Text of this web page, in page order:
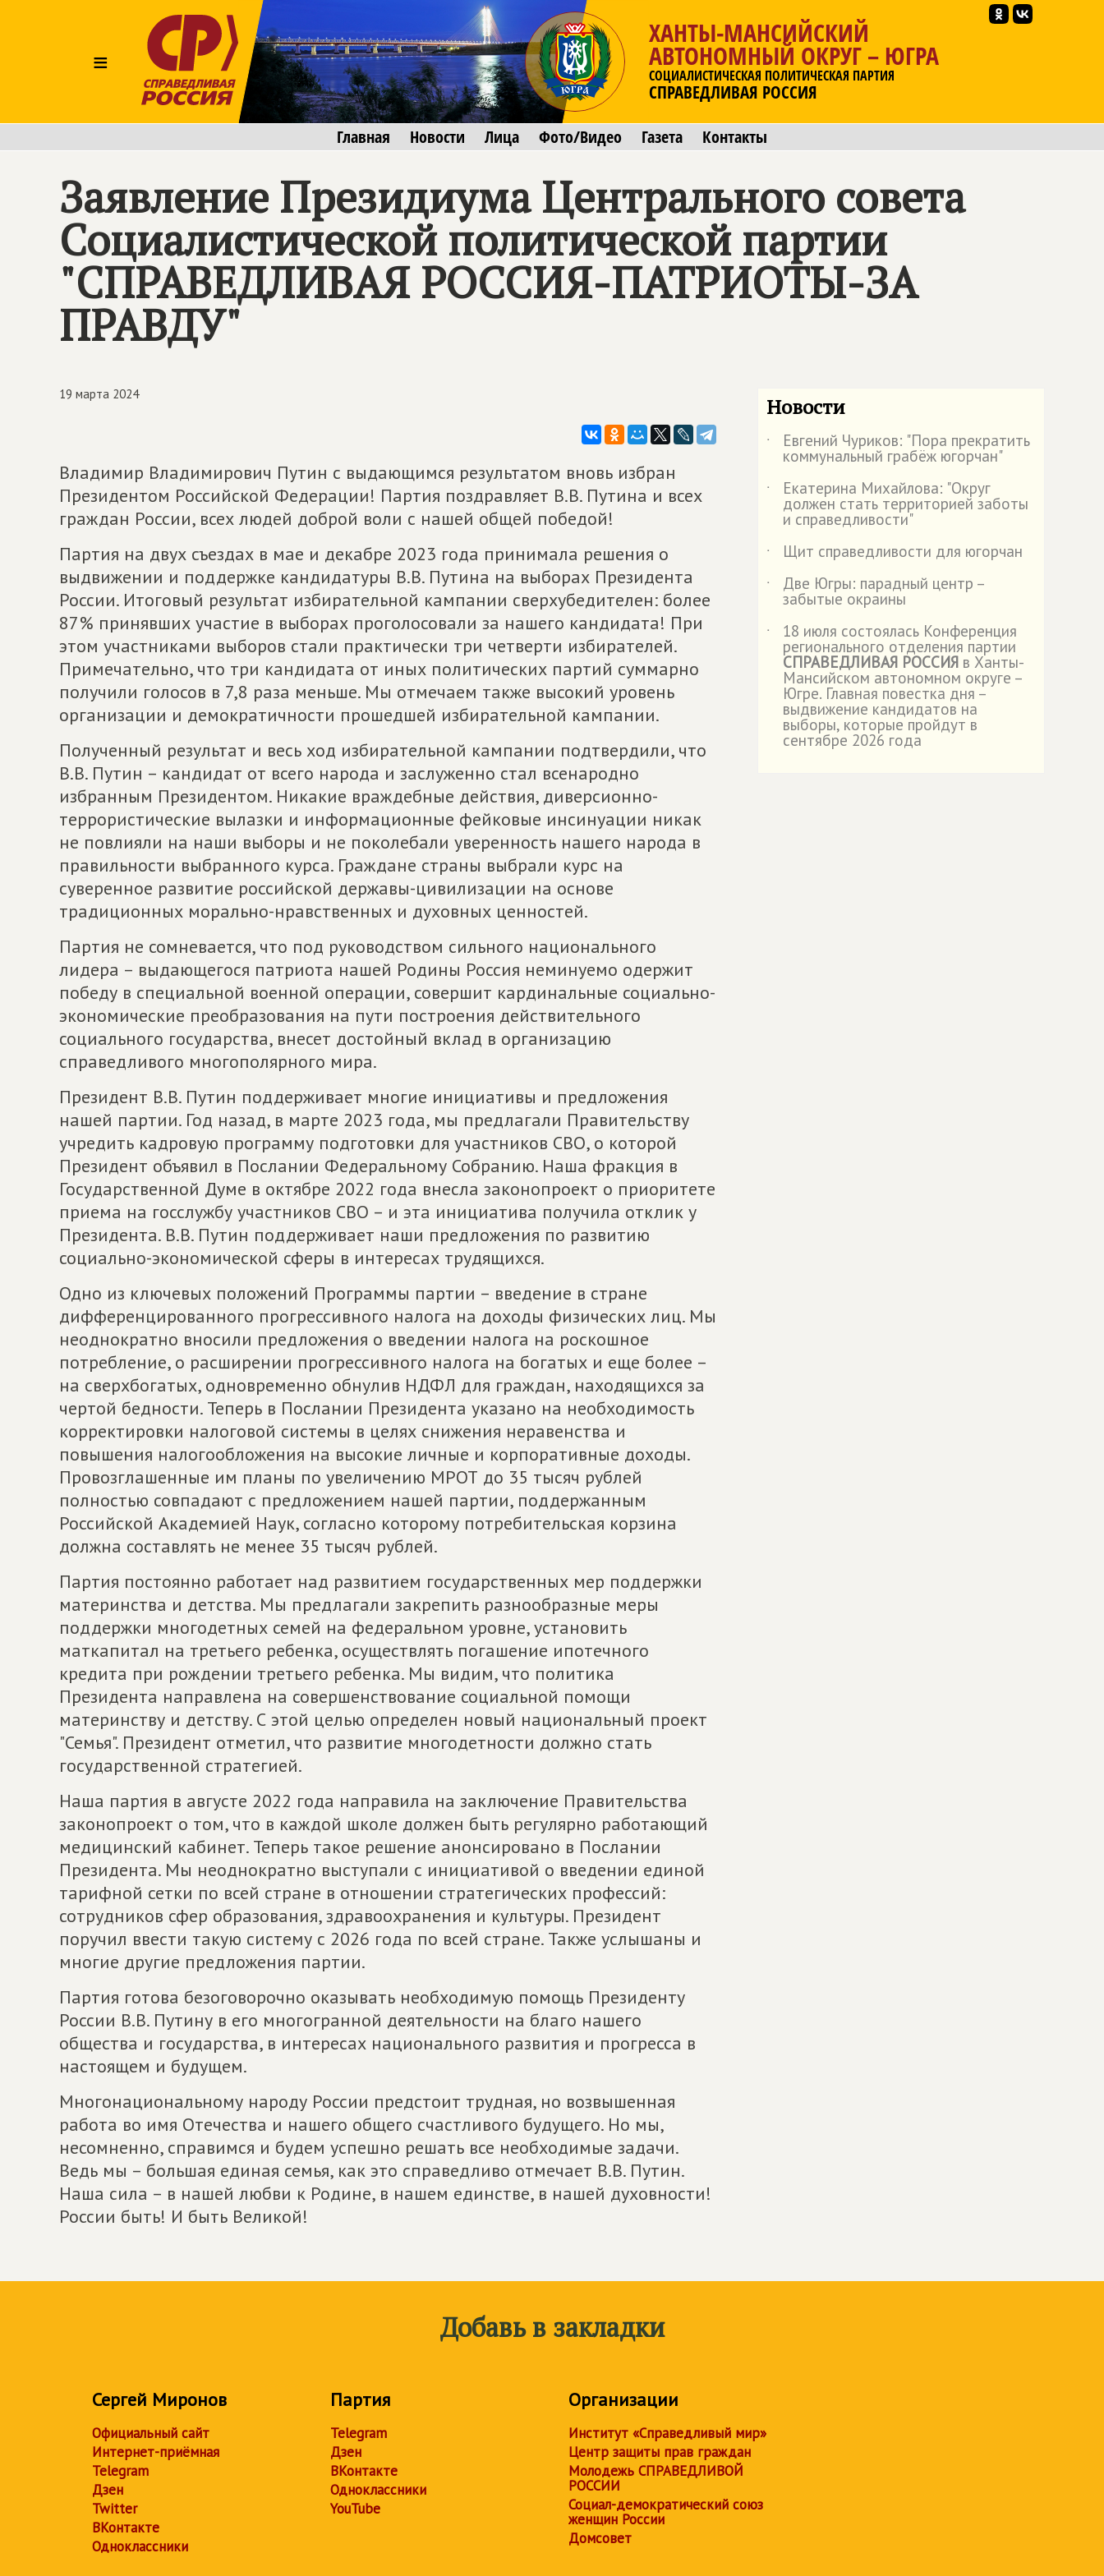
≡
ХАНТЫ-МАНСИЙСКИЙ
АВТОНОМНЫЙ ОКРУГ – ЮГРА
СОЦИАЛИСТИЧЕСКАЯ ПОЛИТИЧЕСКАЯ ПАРТИЯ
СПРАВЕДЛИВАЯ РОССИЯ
Главная Новости Лица Фото/Видео Газета Контакты
Заявление Президиума Центрального совета
Социалистической политической партии
"СПРАВЕДЛИВАЯ РОССИЯ-ПАТРИОТЫ-ЗА
ПРАВДУ"
19 марта 2024
Владимир Владимирович Путин с выдающимся результатом вновь избран
Президентом Российской Федерации! Партия поздравляет В.В. Путина и всех
граждан России, всех людей доброй воли с нашей общей победой!
Партия на двух съездах в мае и декабре 2023 года принимала решения о
выдвижении и поддержке кандидатуры В.В. Путина на выборах Президента
России. Итоговый результат избирательной кампании сверхубедителен: более
87% принявших участие в выборах проголосовали за нашего кандидата! При
этом участниками выборов стали практически три четверти избирателей.
Примечательно, что три кандидата от иных политических партий суммарно
получили голосов в 7,8 раза меньше. Мы отмечаем также высокий уровень
организации и демократичности прошедшей избирательной кампании.
Полученный результат и весь ход избирательной кампании подтвердили, что
В.В. Путин – кандидат от всего народа и заслуженно стал всенародно
избранным Президентом. Никакие враждебные действия, диверсионно-
террористические вылазки и информационные фейковые инсинуации никак
не повлияли на наши выборы и не поколебали уверенность нашего народа в
правильности выбранного курса. Граждане страны выбрали курс на
суверенное развитие российской державы-цивилизации на основе
традиционных морально-нравственных и духовных ценностей.
Партия не сомневается, что под руководством сильного национального
лидера – выдающегося патриота нашей Родины Россия неминуемо одержит
победу в специальной военной операции, совершит кардинальные социально-
экономические преобразования на пути построения действительного
социального государства, внесет достойный вклад в организацию
справедливого многополярного мира.
Президент В.В. Путин поддерживает многие инициативы и предложения
нашей партии. Год назад, в марте 2023 года, мы предлагали Правительству
учредить кадровую программу подготовки для участников СВО, о которой
Президент объявил в Послании Федеральному Собранию. Наша фракция в
Государственной Думе в октябре 2022 года внесла законопроект о приоритете
приема на госслужбу участников СВО – и эта инициатива получила отклик у
Президента. В.В. Путин поддерживает наши предложения по развитию
социально-экономической сферы в интересах трудящихся.
Одно из ключевых положений Программы партии – введение в стране
дифференцированного прогрессивного налога на доходы физических лиц. Мы
неоднократно вносили предложения о введении налога на роскошное
потребление, о расширении прогрессивного налога на богатых и еще более –
на сверхбогатых, одновременно обнулив НДФЛ для граждан, находящихся за
чертой бедности. Теперь в Послании Президента указано на необходимость
корректировки налоговой системы в целях снижения неравенства и
повышения налогообложения на высокие личные и корпоративные доходы.
Провозглашенные им планы по увеличению МРОТ до 35 тысяч рублей
полностью совпадают с предложением нашей партии, поддержанным
Российской Академией Наук, согласно которому потребительская корзина
должна составлять не менее 35 тысяч рублей.
Партия постоянно работает над развитием государственных мер поддержки
материнства и детства. Мы предлагали закрепить разнообразные меры
поддержки многодетных семей на федеральном уровне, установить
маткапитал на третьего ребенка, осуществлять погашение ипотечного
кредита при рождении третьего ребенка. Мы видим, что политика
Президента направлена на совершенствование социальной помощи
материнству и детству. С этой целью определен новый национальный проект
"Семья". Президент отметил, что развитие многодетности должно стать
государственной стратегией.
Наша партия в августе 2022 года направила на заключение Правительства
законопроект о том, что в каждой школе должен быть регулярно работающий
медицинский кабинет. Теперь такое решение анонсировано в Послании
Президента. Мы неоднократно выступали с инициативой о введении единой
тарифной сетки по всей стране в отношении стратегических профессий:
сотрудников сфер образования, здравоохранения и культуры. Президент
поручил ввести такую систему с 2026 года по всей стране. Также услышаны и
многие другие предложения партии.
Партия готова безоговорочно оказывать необходимую помощь Президенту
России В.В. Путину в его многогранной деятельности на благо нашего
общества и государства, в интересах национального развития и прогресса в
настоящем и будущем.
Многонациональному народу России предстоит трудная, но возвышенная
работа во имя Отечества и нашего общего счастливого будущего. Но мы,
несомненно, справимся и будем успешно решать все необходимые задачи.
Ведь мы – большая единая семья, как это справедливо отмечает В.В. Путин.
Наша сила – в нашей любви к Родине, в нашем единстве, в нашей духовности!
России быть! И быть Великой!
Новости
˙ Евгений Чуриков: "Пора прекратить
коммунальный грабёж югорчан"
˙
Екатерина Михайлова: "Округ
должен стать территорией заботы
и справедливости"
˙
Щит справедливости для югорчан
˙
Две Югры: парадный центр –
забытые окраины
˙
18 июля состоялась Конференция
регионального отделения партии
СПРАВЕДЛИВАЯ РОССИЯ в Ханты-
Мансийском автономном округе –
Югре. Главная повестка дня –
выдвижение кандидатов на
выборы, которые пройдут в
сентябре 2026 года
Добавь в закладки
Сергей Миронов
Официальный сайт
Интернет-приёмная
Telegram
Дзен
Twitter
ВКонтакте
Одноклассники
Партия
Telegram
Дзен
ВКонтакте
Одноклассники
YouTube
Организации
Институт «Справедливый мир»
Центр защиты прав граждан
Молодежь СПРАВЕДЛИВОЙ
РОССИИ
Социал-демократический союз
женщин России
Домсовет